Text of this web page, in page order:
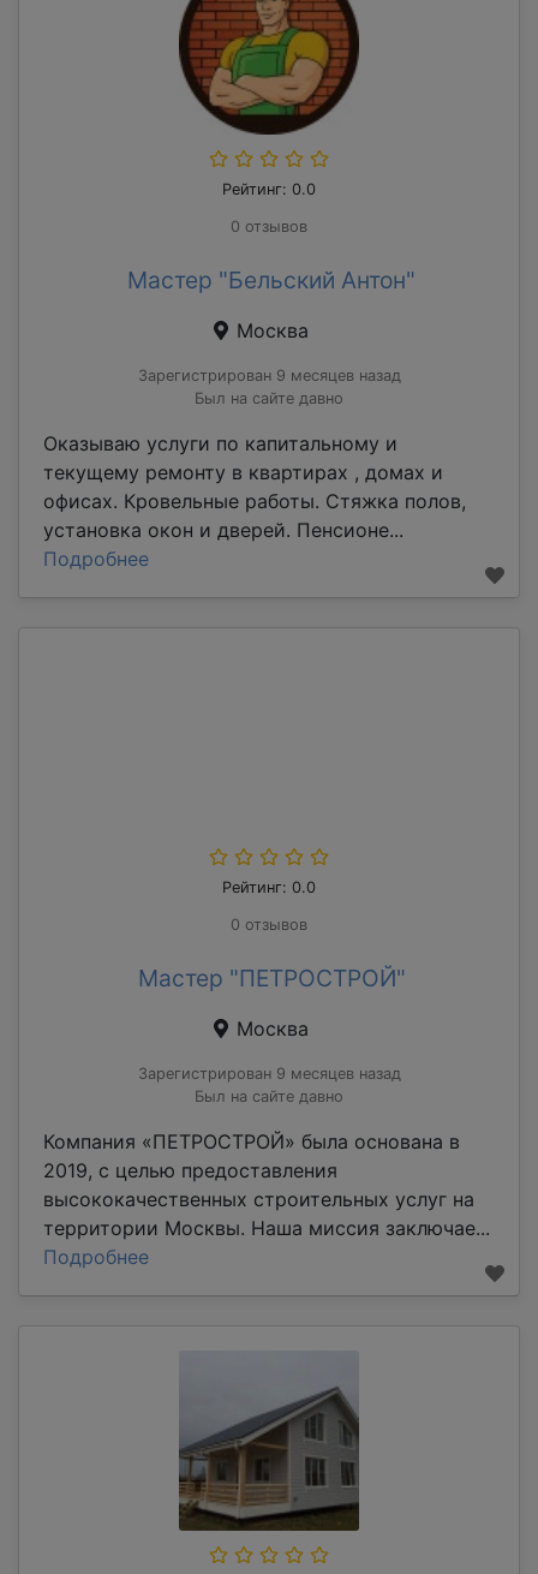
Рейтинг: 0.0
0 отзывов
Мастер "Бельский Антон"
Москва
Зарегистрирован 9 месяцев назад
Был на сайте давно
Оказываю услуги по капитальному и
текущему ремонту в квартирах , домах и
офисах. Кровельные работы. Стяжка полов,
установка окон и дверей. Пенсионе...
Подробнее
Рейтинг: 0.0
0 отзывов
Мастер "ПЕТРОСТРОЙ"
Москва
Зарегистрирован 9 месяцев назад
Был на сайте давно
Компания «ПЕТРОСТРОЙ» была основана в
2019, с целью предоставления
высококачественных строительных услуг на
территории Москвы. Наша миссия заключае...
Подробнее